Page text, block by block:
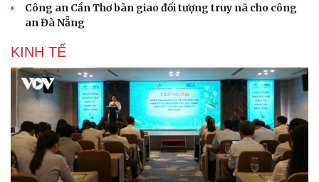
Công an Cần Thơ bàn giao đối tượng truy nã cho công
an Đà Nẵng
KINH TẾ